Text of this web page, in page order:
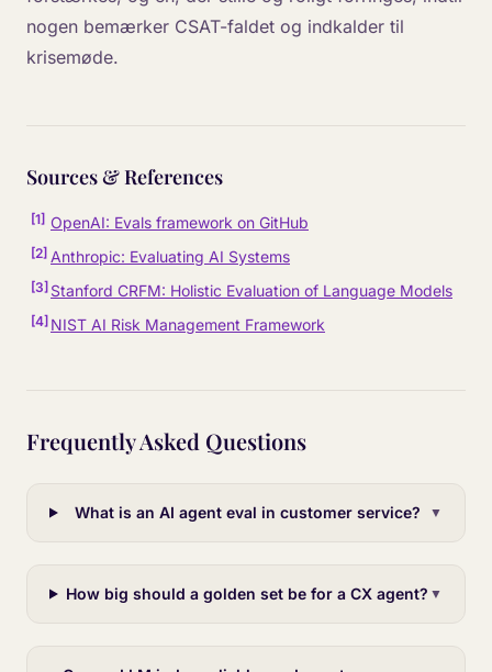
nogen bemærker CSAT-faldet og indkalder til
krisemøde.
Sources & References
[1] OpenAI: Evals framework on GitHub
[2] Anthropic: Evaluating AI Systems
[3] Stanford CRFM: Holistic Evaluation of Language Models
[4] NIST AI Risk Management Framework
Frequently Asked Questions
What is an AI agent eval in customer service? ▼
How big should a golden set be for a CX agent? ▼